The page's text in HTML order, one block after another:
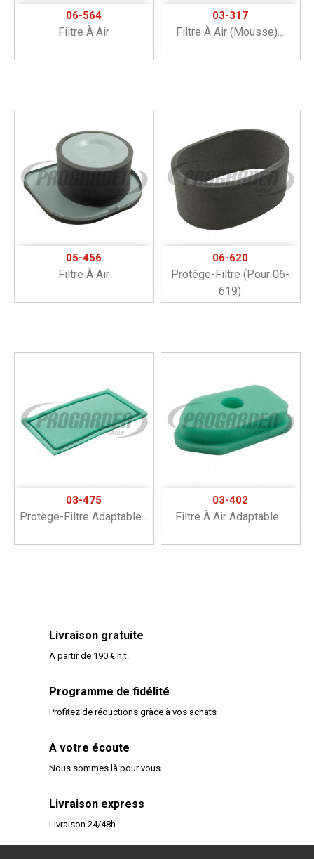
06-564
Filtre À Air
03-317
Filtre À Air (mousse)...
05-456
Filtre À Air
06-620
Protège-Filtre (pour 06-
619)
03-475
Protège-Filtre Adaptable...
03-402
Filtre À Air Adaptable...
Livraison gratuite
A partir de 190 € h.t.
Programme de fidélité
Profitez de réductions gràce à vos achats
A votre écoute
Nous sommes là pour vous
Livraison express
Livraison 24/48h